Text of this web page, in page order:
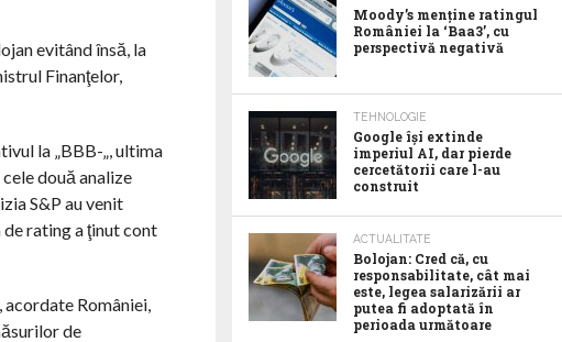
evitând însă, la
Finanţelor,
la „BBB-„, ultima
două analize
S&P au venit
rating a ţinut cont
României,
de
Moody’s menține ratingul
României la ‘Baa3’, cu
perspectivă negativă
TEHNOLOGIE
Google îşi extinde
imperiul AI, dar pierde
cercetătorii care l-au
construit
ACTUALITATE
Bolojan: Cred că, cu
responsabilitate, cât mai
este, legea salarizării ar
putea fi adoptată în
perioada următoare